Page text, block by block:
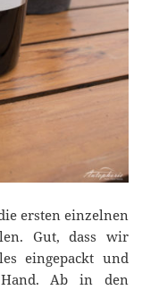
ersten einzelnen
Gut, dass wir
eingepackt und
Ab in den